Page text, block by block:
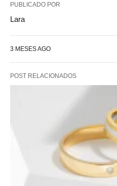
PUBLICADO POR
Lara
3 MESES AGO
POST RELACIONADOS